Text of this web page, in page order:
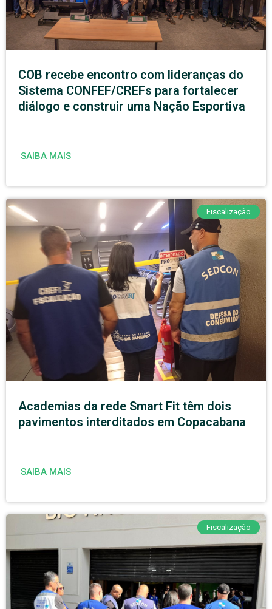
COB recebe encontro com lideranças do
Sistema CONFEF/CREFs para fortalecer
diálogo e construir uma Nação Esportiva
SAIBA MAIS
Fiscalização
Academias da rede Smart Fit têm dois
pavimentos interditados em Copacabana
SAIBA MAIS
Fiscalização